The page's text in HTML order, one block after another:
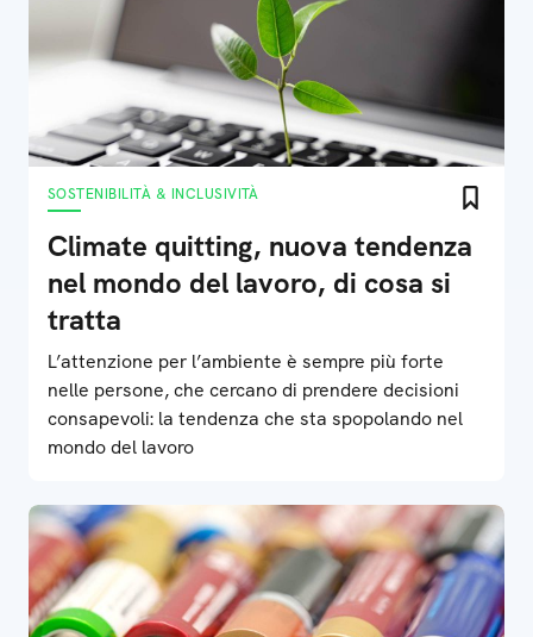
SOSTENIBILITÀ & INCLUSIVITÀ
Climate quitting, nuova tendenza
nel mondo del lavoro, di cosa si
tratta
L’attenzione per l’ambiente è sempre più forte
nelle persone, che cercano di prendere decisioni
consapevoli: la tendenza che sta spopolando nel
mondo del lavoro